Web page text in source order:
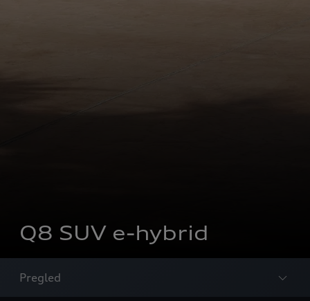
Q8 SUV e-hybrid
Pregled